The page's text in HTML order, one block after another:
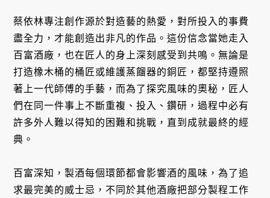
蔡依林專注創作源於對造藝的熱愛，對所投入的事費
盡全力，才能創造出非凡的作品。這份信念當她走入
百富酒廠，也在匠人的身上深刻感受到共鳴。無論是
打造橡木桶的桶匠或維護蒸餾器的銅匠，都堅持遵照
著上一代師傅的手藝，而為了探究風味的奧秘，匠人
們在同一件事上不斷重複、投入、鑽研，過程中必有
許多外人難以得知的困難和挑戰，直到成就最終的經
典。
百富深知，製酒每個環節都會影響酒的風味，為了追
求最完美的威士忌，不同於其他酒廠把部分製程工作